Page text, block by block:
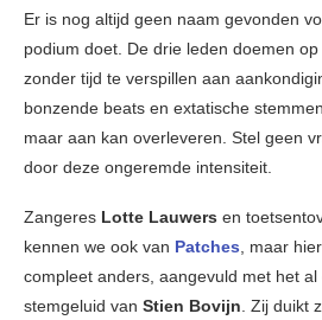
Er is nog altijd geen naam gevonden
podium doet. De drie leden doemen
zonder tijd te verspillen aan
bonzende beats en extatische
maar aan kan overleveren. Stel geen
door deze ongeremde intensiteit.
Zangeres Lotte Lauwers en
kennen we ook van Patches, maar
compleet anders, aangevuld met het
stemgeluid van Stien Bovijn. Zij duikt